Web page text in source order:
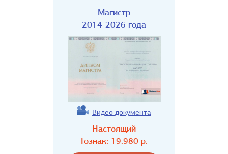
Магистр
2014-2026 года
Видео документа
Настоящий
Гознак: 19.980р.